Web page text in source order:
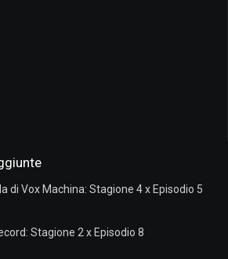
di Vox Machina: Stagione 4 x Episodio 5
Stagione 2 x Episodio 8